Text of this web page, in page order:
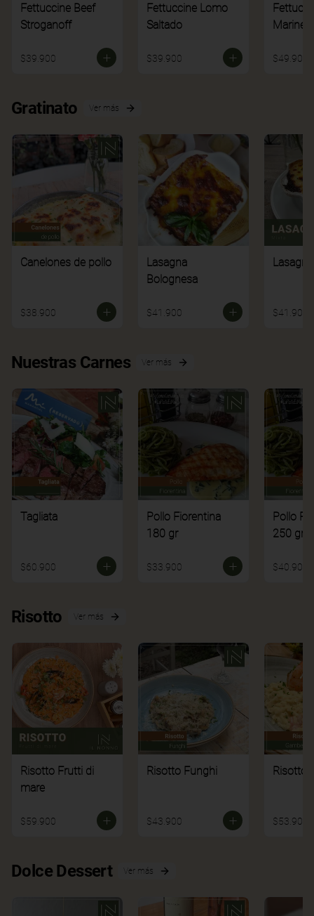
Fettuccine Beef
Stroganoff
$39.900
Fettuccine Lomo
Saltado
$39.900
Marinera
$49.900
Gratinato Ver más
Canelones de pollo
$38.900
Lasagna
Bolognesa
$41.900 $41.900
Nuestras Carnes Ver más
Tagliata
$60.900
Pollo Fiorentina
180 gr
$33.900
Pollo
250 gr
$40.900
Risotto Ver más
Risotto Frutti di
mare
$59.900
Risotto Funghi
$43.900
Risotto
$53.900
Dolce Dessert Ver más